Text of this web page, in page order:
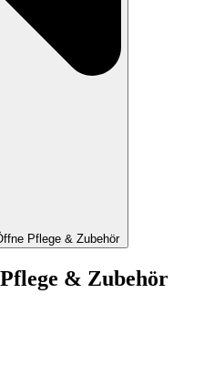
Pflege & Zubehör
& Zubehör